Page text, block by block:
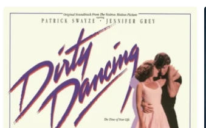
Em 04/08/1987, há exatamente anos atrás
era
1 0